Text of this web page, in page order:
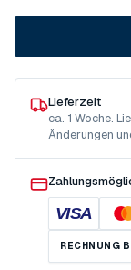
Lieferzeit
ca. 1 Woche.
Änderungen
VISA
RECHNUNG